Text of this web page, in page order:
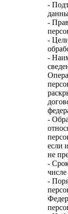
-
-
-
-
-
если
не
-
-